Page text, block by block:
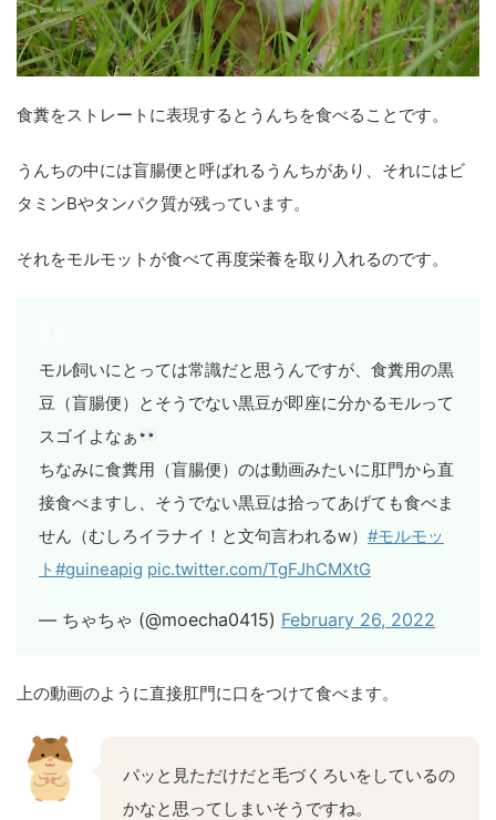
食糞をストレートに表現するとうんちを食べることです。
うんちの中には盲腸便と呼ばれるうんちがあり、それにはビ
タミンBやタンパク質が残っています。
それをモルモットが食べて再度栄養を取り入れるのです。
モル飼いにとっては常識だと思うんですが、食糞用の黒
豆（盲腸便）とそうでない黒豆が即座に分かるモルって
スゴイよなぁ
ちなみに食糞用（盲腸便）のは動画みたいに肛門から直
接食べますし、そうでない黒豆は拾ってあげても食べま
せん（むしろイラナイ！と文句言われるw） #モルモッ
ト#guineapig pic.twitter.com/TgFJhCMXtG
— ちゃちゃ (@moecha0415) February 26, 2022
上の動画のように直接肛門に口をつけて食べます。
パッと見ただけだと毛づくろいをしているの
かなと思ってしまいそうですね。